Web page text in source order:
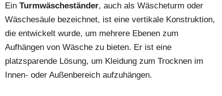
Ein Turmwäscheständer, auch als Wäscheturm oder
Wäschesäule bezeichnet, ist eine vertikale Konstruktion,
die entwickelt wurde, um mehrere Ebenen zum
Aufhängen von Wäsche zu bieten. Er ist eine
platzsparende Lösung, um Kleidung zum Trocknen im
Innen- oder Außenbereich aufzuhängen.